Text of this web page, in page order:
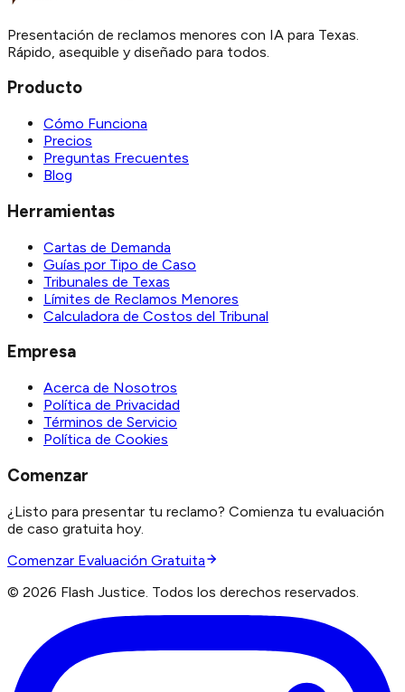
Presentación de reclamos menores con IA para Texas.
Rápido, asequible y diseñado para todos.
Producto
Cómo Funciona
Precios
Preguntas Frecuentes
Blog
Herramientas
Cartas de Demanda
Guías por Tipo de Caso
Tribunales de Texas
Límites de Reclamos Menores
Calculadora de Costos del Tribunal
Empresa
Acerca de Nosotros
Política de Privacidad
Términos de Servicio
Política de Cookies
Comenzar
¿Listo para presentar tu reclamo? Comienza tu evaluación
de caso gratuita hoy.
Comenzar Evaluación Gratuita
© 2026 Flash Justice. Todos los derechos reservados.